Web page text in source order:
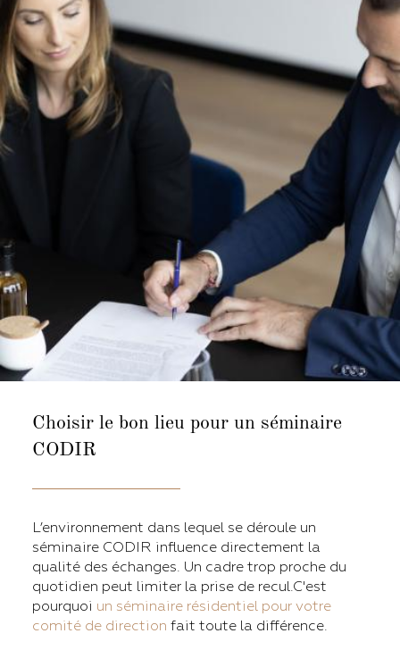
Choisir le bon lieu pour un séminaire
CODIR
L’environnement dans lequel se déroule un
séminaire CODIR influence directement la
qualité des échanges. Un cadre trop proche du
quotidien peut limiter la prise de recul.C'est
pourquoi un séminaire résidentiel pour votre
comité de direction fait toute la différence.